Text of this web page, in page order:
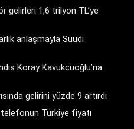
gelirleri 1,6 trilyon TL’ye
anlaşmayla Suudi
Koray Kavukcuoğlu’na
gelirini yüzde 9 artırdı
Türkiye fiyatı